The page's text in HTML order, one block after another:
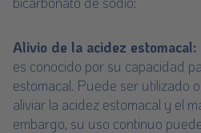
Alivio de la acidez estomacal:
es conocido por su capacidad
estomacal. Puede ser utilizado
aliviar la acidez estomacal y el
embargo, su uso continuo